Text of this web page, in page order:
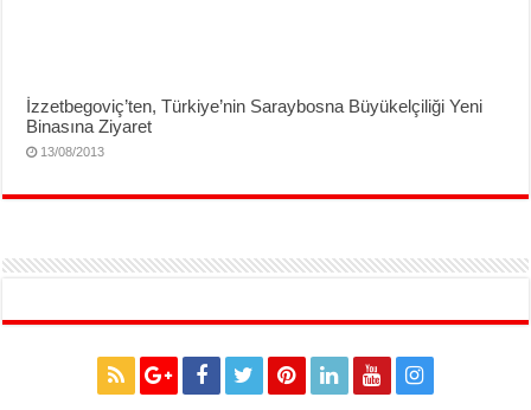
İzzetbegoviç’ten, Türkiye’nin Saraybosna Büyükelçiliği Yeni
Binasına Ziyaret
13/08/2013